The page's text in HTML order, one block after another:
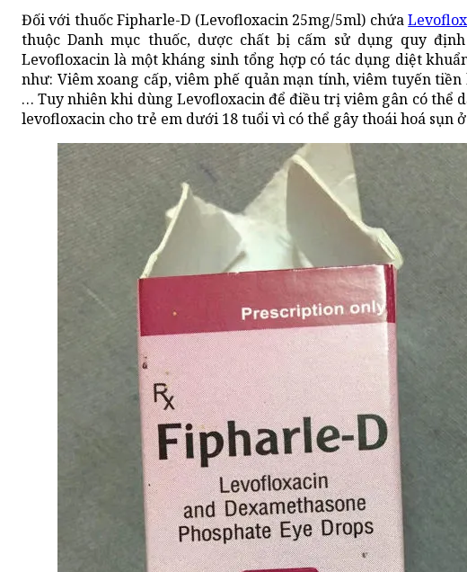
Đối với thuốc Fipharle-D (Levofloxacin 25mg/5ml) chứa
thuộc Danh mục thuốc, dược chất bị cấm sử dụng quy định
Levofloxacin là một kháng sinh tổng hợp có tác dụng diệt
như: Viêm xoang cấp, viêm phế quản mạn tính, viêm tuyến
… Tuy nhiên khi dùng Levofloxacin để điều trị viêm gân có thể
levofloxacin cho trẻ em dưới 18 tuổi vì có thể gây thoái hoá sụn